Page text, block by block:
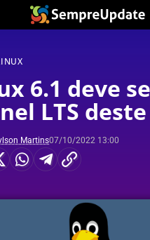
6.1 deve
LTS
Martins07/10/2022 13:00